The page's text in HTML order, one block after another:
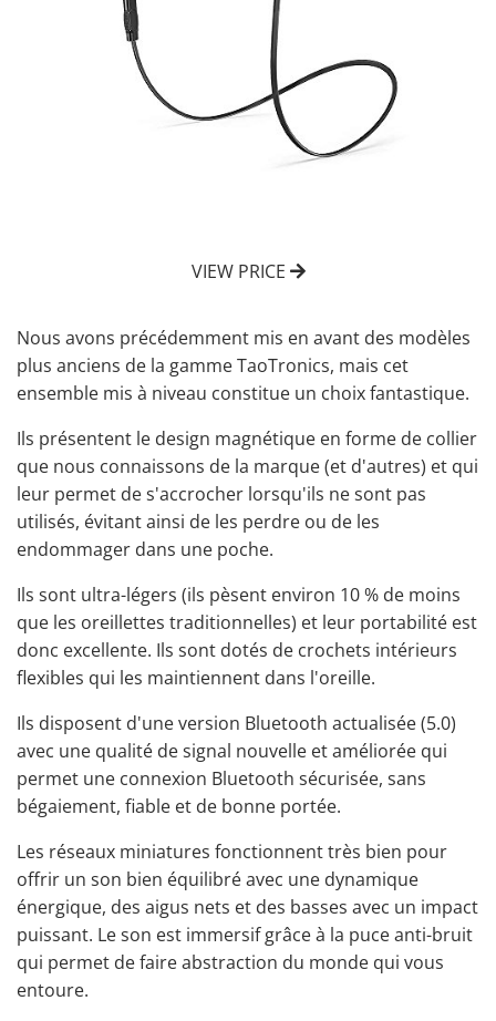
VIEW PRICE
Nous avons précédemment mis en avant des modèles
plus anciens de la gamme TaoTronics, mais cet
ensemble mis à niveau constitue un choix fantastique.
Ils présentent le design magnétique en forme de collier
que nous connaissons de la marque (et d'autres) et qui
leur permet de s'accrocher lorsqu'ils ne sont pas
utilisés, évitant ainsi de les perdre ou de les
endommager dans une poche.
Ils sont ultra-légers (ils pèsent environ 10 % de moins
que les oreillettes traditionnelles) et leur portabilité est
donc excellente. Ils sont dotés de crochets intérieurs
flexibles qui les maintiennent dans l'oreille.
Ils disposent d'une version Bluetooth actualisée (5.0)
avec une qualité de signal nouvelle et améliorée qui
permet une connexion Bluetooth sécurisée, sans
bégaiement, fiable et de bonne portée.
Les réseaux miniatures fonctionnent très bien pour
offrir un son bien équilibré avec une dynamique
énergique, des aigus nets et des basses avec un impact
puissant. Le son est immersif grâce à la puce anti-bruit
qui permet de faire abstraction du monde qui vous
entoure.